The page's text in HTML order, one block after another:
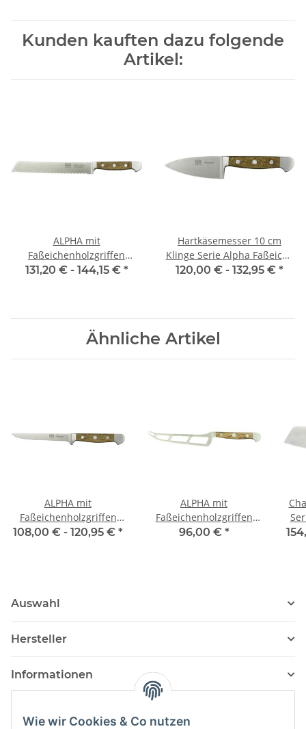
Wie wir Cookies & Co nutzen
Kunden kauften dazu folgende
Artikel:
ALPHA mit
Faßeichenholzgriffen
Brotmesser
131,20 € - 144,15 € *
Hartkäsemesser 10 cm
Klinge Serie Alpha Faßeiche
von Güde
120,00 € - 132,95 € *
Ähnliche Artikel
ALPHA mit
Faßeichenholzgriffen
Ausbeinm. flex. (neu)
108,00 € - 120,95 € *
ALPHA mit
Faßeichenholzgriffen
Käsemesser
96,00 € *
Auswahl
Hersteller
Informationen